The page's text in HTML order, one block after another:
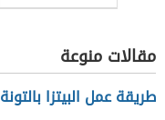
رمضان للأطفال
مقالات منوعة
طريقة عمل البيتزا بالتونة